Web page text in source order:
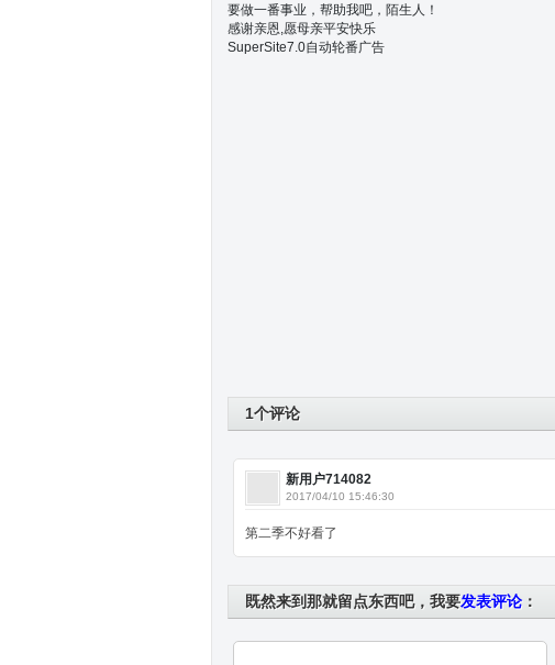
要做一番事业，帮助我吧，陌生人！
感谢亲恩,愿母亲平安快乐
SuperSite7.0自动轮番广告
1个评论
新用户714082
2017/04/10 15:46:30
第二季不好看了
既然来到那就留点东西吧，我要发表评论：